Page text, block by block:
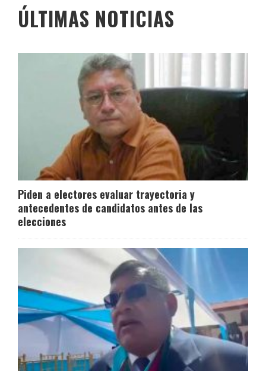
ÚLTIMAS NOTICIAS
Piden a electores evaluar trayectoria y
antecedentes de candidatos antes de las
elecciones